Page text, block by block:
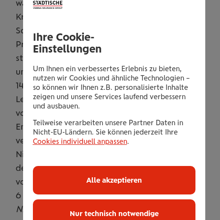
war der Geschäftsverlauf in der
Krankenversicherung und in der
Schaden-/Unfallversicherung. Die
Prämieneinnahmen in der Krankenversicherung
stiegen auf 46,2 Mio. Euro (plus 12 Prozent)
und in der Schaden-/Unfallversicherung auf
146,6 Mio. Euro (plus 8 Prozent). Die
Lebensversicherung zeigte mit einem Volumen
von 133 Mio. Euro ebenfalls eine erfreuliche
Entwicklung (plus 2 Prozent). In Summe
verzeichnet die Wiener Städtische
Niederösterreich in den ersten sechs Monaten
des Jahres 2024 Prämieneinnahmen in Höhe
von 325,8 Mio. Euro, was einem Plus von
6 Prozent entspricht.„Wir sehen in
Niederösterreich auch heuer eine weiterhin sehr
Ihre Cookie-
Einstellungen
Um Ihnen ein verbessertes Erlebnis zu bieten,
nutzen wir Cookies und ähnliche Technologien –
so können wir Ihnen z.B. personalisierte Inhalte
zeigen und unsere Services laufend verbessern
und ausbauen.
Teilweise verarbeiten unsere Partner Daten in
Nicht-EU-Ländern. Sie können jederzeit Ihre
Cookies individuell anpassen.
Nur technisch notwendige
Alle akzeptieren